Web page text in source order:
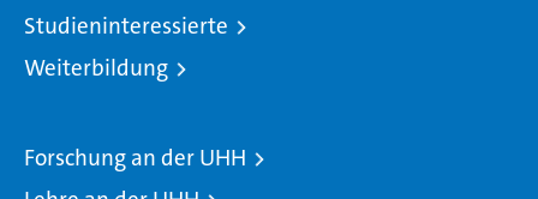
Studieninteressierte
Weiterbildung
Forschung an der UHH